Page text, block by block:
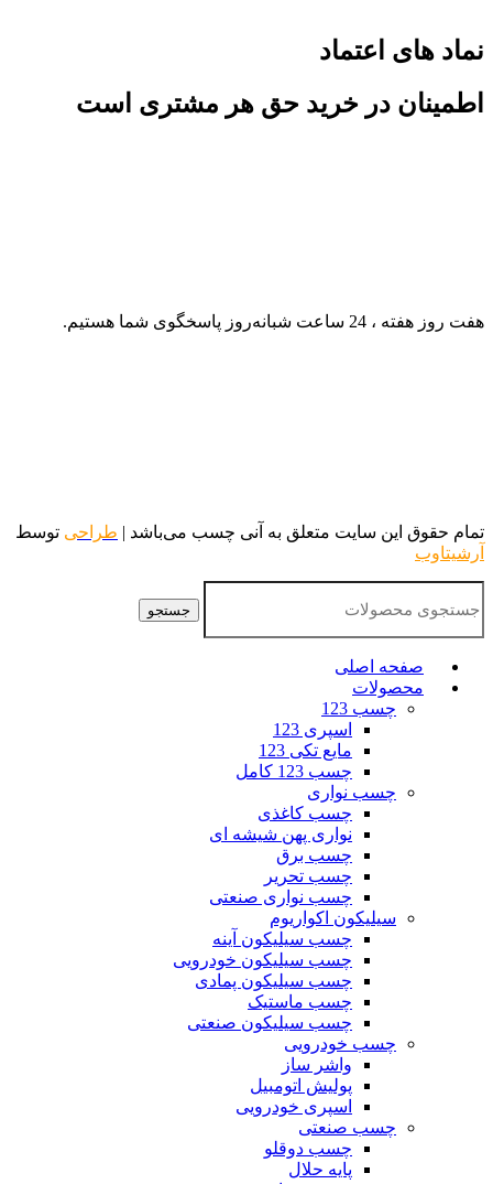
نماد های اعتماد
اطمینان در خرید حق هر مشتری است
هفت روز هفته ، 24 ساعت شبانه‌روز پاسخگوی شما هستیم.
تمام حقوق این سایت متعلق به آنی چسب می‌باشد | طراحی توسط
آرشیتاوب
جستجو
صفحه اصلی
محصولات
چسب 123
اسپری 123
مایع تکی 123
چسب 123 کامل
چسب نواری
چسب کاغذی
نواری پهن شیشه ای
چسب برق
چسب تحریر
چسب نواری صنعتی
سیلیکون اکواریوم
چسب سیلیکون آینه
چسب سیلیکون خودرویی
چسب سیلیکون پمادی
چسب ماستیک
چسب سیلیکون صنعتی
چسب خودرویی
واشر ساز
پولیش اتومبیل
اسپری خودرویی
چسب صنعتی
چسب دوقلو
پایه حلال